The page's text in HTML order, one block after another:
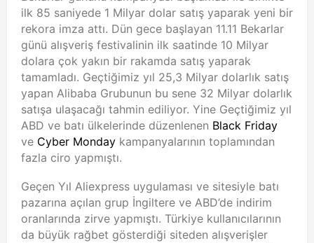
ilk 85 saniyede 1 Milyar dolar satış yaparak yeni bir
rekora imza attı. Dün gece başlayan 11.11 Bekarlar
günü alışveriş festivalinin ilk saatinde 10 Milyar
dolara çok yakın bir rakamda satış yaparak
tamamladı. Geçtiğimiz yıl 25,3 Milyar dolarlık satış
yapan Alibaba Grubunun bu sene 32 Milyar dolarlık
satışa ulaşacağı tahmin ediliyor. Yine Geçtiğimiz yıl
ABD ve batı ülkelerinde düzenlenen Black Friday
ve Cyber Monday kampanyalarının toplamından
fazla ciro yapmıştı.
Geçen Yıl Aliexpress uygulaması ve sitesiyle batı
pazarına açılan grup İngiltere ve ABD’de indirim
oranlarında zirve yapmıştı. Türkiye kullanıcılarının
da büyük rağbet gösterdiği siteden alışverişler